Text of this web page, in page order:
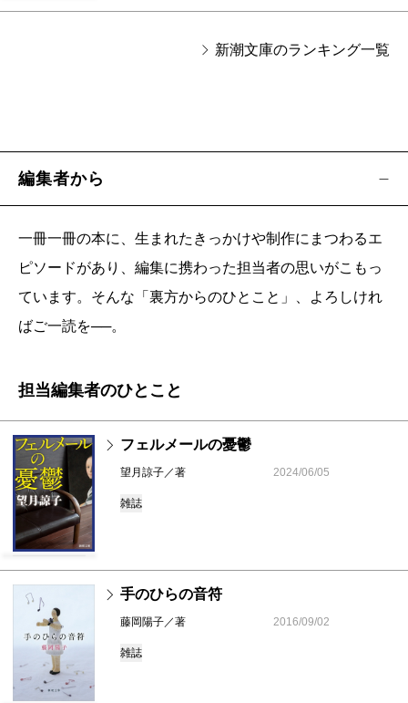
新潮文庫のランキング一覧
編集者から
一冊一冊の本に、生まれたきっかけや制作にまつわるエ
ピソードがあり、編集に携わった担当者の思いがこもっ
ています。そんな「裏方からのひとこと」、よろしけれ
ばご一読を──。
担当編集者のひとこと
フェルメールの憂鬱
望月諒子／著 2024/06/05
雑誌
手のひらの音符
藤岡陽子／著 2016/09/02
雑誌